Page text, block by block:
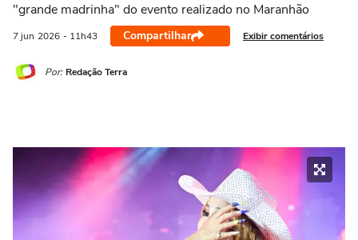
"grande madrinha" do evento realizado no Maranhão
7 jun 2026 - 11h43 Compartilhar Exibir comentários
Por: Redação Terra